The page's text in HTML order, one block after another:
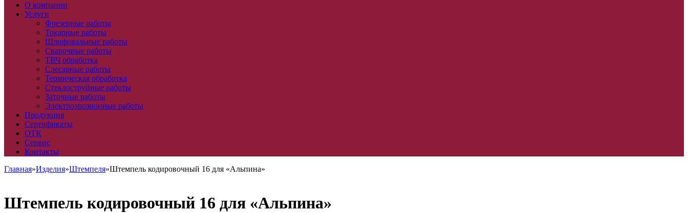
О компании
Услуги
Фрезерные работы
Токарные работы
Шлифовальные работы
Сварочные работы
ТВЧ обработка
Слесарные работы
Термическая обработка
Стеклоструйные работы
Заточные работы
Электроэрозионные работы
Продукция
Сертификаты
ОТК
Сервис
Контакты
Главная»Изделия»Штемпеля»Штемпель кодировочный 16 для «Альпина»
Штемпель кодировочный 16 для «Альпина»